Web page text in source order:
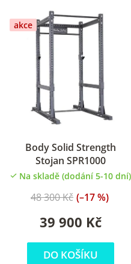
akce
Body Solid Strength
Stojan SPR1000
Na skladě (dodání 5-10 dní)
39 900 Kč
48 300 Kč (–17 %)
DO KOŠÍKU